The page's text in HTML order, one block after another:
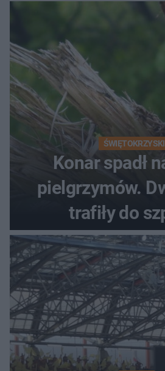
Konar spadł
pielgrzymów.
trafiły do